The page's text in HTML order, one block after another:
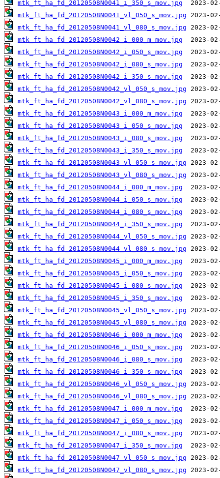
mtk_ft_ha_fd_20120508N0041_i_350_s_mov.jpg
mtk_ft_ha_fd_20120508N0041_vl_050_s_mov.jpg
mtk_ft_ha_fd_20120508N0041_vl_080_s_mov.jpg
mtk_ft_ha_fd_20120508N0042_i_000_m_mov.jpg
mtk_ft_ha_fd_20120508N0042_i_050_s_mov.jpg
mtk_ft_ha_fd_20120508N0042_i_080_s_mov.jpg
mtk_ft_ha_fd_20120508N0042_i_350_s_mov.jpg
mtk_ft_ha_fd_20120508N0042_vl_050_s_mov.jpg
mtk_ft_ha_fd_20120508N0042_vl_080_s_mov.jpg
mtk_ft_ha_fd_20120508N0043_i_000_m_mov.jpg
mtk_ft_ha_fd_20120508N0043_i_050_s_mov.jpg
mtk_ft_ha_fd_20120508N0043_i_080_s_mov.jpg
mtk_ft_ha_fd_20120508N0043_i_350_s_mov.jpg
mtk_ft_ha_fd_20120508N0043_vl_050_s_mov.jpg
mtk_ft_ha_fd_20120508N0043_vl_080_s_mov.jpg
mtk_ft_ha_fd_20120508N0044_i_000_m_mov.jpg
mtk_ft_ha_fd_20120508N0044_i_050_s_mov.jpg
mtk_ft_ha_fd_20120508N0044_i_080_s_mov.jpg
mtk_ft_ha_fd_20120508N0044_i_350_s_mov.jpg
mtk_ft_ha_fd_20120508N0044_vl_050_s_mov.jpg
mtk_ft_ha_fd_20120508N0044_vl_080_s_mov.jpg
mtk_ft_ha_fd_20120508N0045_i_000_m_mov.jpg
mtk_ft_ha_fd_20120508N0045_i_050_s_mov.jpg
mtk_ft_ha_fd_20120508N0045_i_080_s_mov.jpg
mtk_ft_ha_fd_20120508N0045_i_350_s_mov.jpg
mtk_ft_ha_fd_20120508N0045_vl_050_s_mov.jpg
mtk_ft_ha_fd_20120508N0045_vl_080_s_mov.jpg
mtk_ft_ha_fd_20120508N0046_i_000_m_mov.jpg
mtk_ft_ha_fd_20120508N0046_i_050_s_mov.jpg
mtk_ft_ha_fd_20120508N0046_i_080_s_mov.jpg
mtk_ft_ha_fd_20120508N0046_i_350_s_mov.jpg
mtk_ft_ha_fd_20120508N0046_vl_050_s_mov.jpg
mtk_ft_ha_fd_20120508N0046_vl_080_s_mov.jpg
mtk_ft_ha_fd_20120508N0047_i_000_m_mov.jpg
mtk_ft_ha_fd_20120508N0047_i_050_s_mov.jpg
mtk_ft_ha_fd_20120508N0047_i_080_s_mov.jpg
mtk_ft_ha_fd_20120508N0047_i_350_s_mov.jpg
mtk_ft_ha_fd_20120508N0047_vl_050_s_mov.jpg
mtk_ft_ha_fd_20120508N0047_vl_080_s_mov.jpg